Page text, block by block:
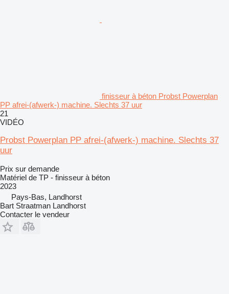
finisseur à béton Probst Powerplan
PP afrei-(afwerk-) machine. Slechts 37 uur
21
VIDÉO
Probst Powerplan PP afrei-(afwerk-) machine. Slechts 37
uur
Prix sur demande
Matériel de TP - finisseur à béton
2023
Pays-Bas, Landhorst
Bart Straatman Landhorst
Contacter le vendeur